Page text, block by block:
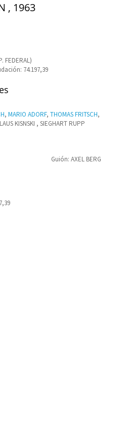
, 1963
FEDERAL)
74.197,39
, MARIO ADORF, THOMAS FRITSCH,
KISNSKI , SIEGHART RUPP
Guión: AXEL BERG